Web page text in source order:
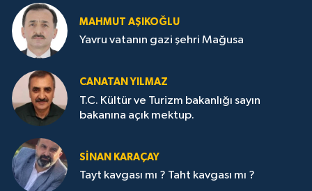
MAHMUT AŞIKOĞLU
Yavru vatanın gazi şehri Mağusa
CANATAN YILMAZ
T.C. Kültür ve Turizm bakanlığı sayın
bakanına açık mektup.
SİNAN KARAÇAY
Tayt kavgası mı ? Taht kavgası mı ?